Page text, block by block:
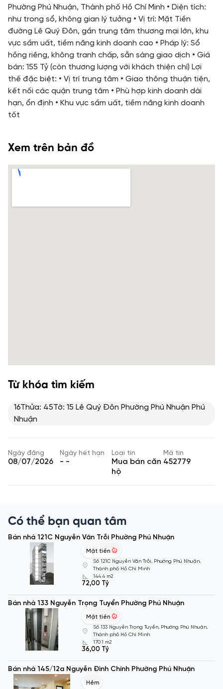
Phường Phú Nhuận, Thành phố Hồ Chí Minh • Diện tích:
như trong sổ, không gian lý tưởng • Vị trí: Mặt Tiền
đường Lê Quý Đôn, gần trung tâm thương mại lớn, khu
vực sầm uất, tiềm năng kinh doanh cao • Pháp lý: Sổ
hồng riêng, không tranh chấp, sẵn sàng giao dịch • Giá
bán: 155 Tỷ (còn thương lượng với khách thiện chí) Lợi
thế đặc biệt: • Vị trí trung tâm • Giao thông thuận tiện,
kết nối các quận trung tâm • Phù hợp kinh doanh dài
hạn, ổn định • Khu vực sầm uất, tiềm năng kinh doanh
tốt
Xem trên bản đồ
Từ khóa tìm kiếm
16Thửa: 45Tờ: 15 Lê Quý Đôn Phường Phú Nhuận Phú
Nhuận
Ngày đăng
08/07/2026
Ngày hết hạn
- -
Loại tin
Mua bán căn
hộ
Mã tin
452779
Có thể bạn quan tâm
Bán nhà 121C Nguyễn Văn Trỗi Phường Phú Nhuận
Mặt tiền
Số 121C Nguyễn Văn Trỗi, Phường Phú Nhuận,
Thành phố Hồ Chí Minh
144.4 m2
72,00 Tỷ
Bán nhà 133 Nguyễn Trọng Tuyển Phường Phú Nhuận
Mặt tiền
Số 133 Nguyễn Trọng Tuyển, Phường Phú Nhuận,
Thành phố Hồ Chí Minh
170.1 m2
36,00 Tỷ
Bán nhà 145/12a Nguyễn Đình Chính Phường Phú Nhuận
Hẻm